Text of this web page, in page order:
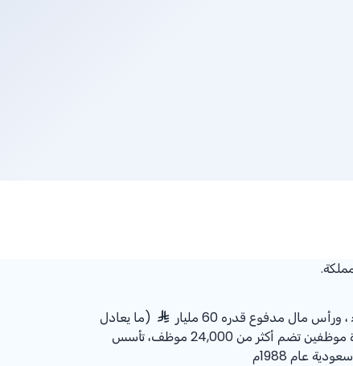
، ورأس مال مدفوع قدره 60 مليار
(ما يعادل
15.98 مليار دولار أمريكي)، وقاعدة موظفين تضم أكثر من 24,000 موظف، تأسس
عام 1988م